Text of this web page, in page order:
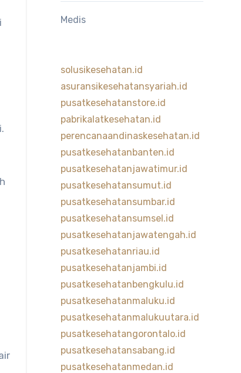
Medis
solusikesehatan.id
asuransikesehatansyariah.id
pusatkesehatanstore.id
pabrikalatkesehatan.id
perencanaandinaskesehatan.id
pusatkesehatanbanten.id
pusatkesehatanjawatimur.id
pusatkesehatansumut.id
pusatkesehatansumbar.id
pusatkesehatansumsel.id
pusatkesehatanjawatengah.id
pusatkesehatanriau.id
pusatkesehatanjambi.id
pusatkesehatanbengkulu.id
pusatkesehatanmaluku.id
pusatkesehatanmalukuutara.id
pusatkesehatangorontalo.id
pusatkesehatansabang.id
pusatkesehatanmedan.id